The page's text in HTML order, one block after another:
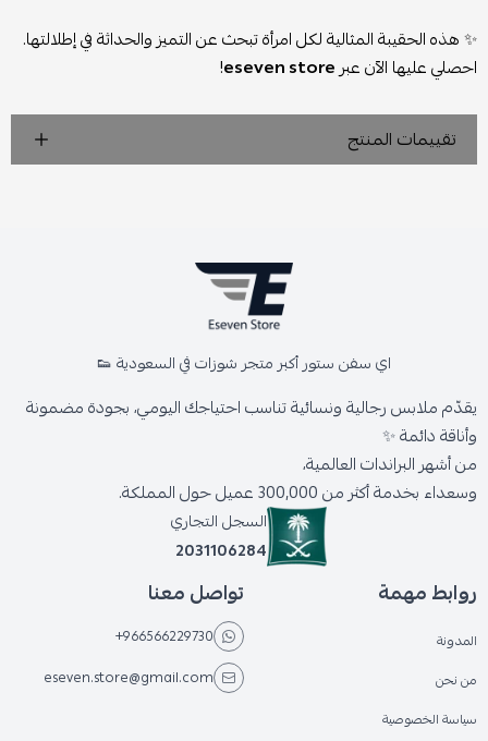
✨ هذه الحقيبة المثالية لكل امرأة تبحث عن التميز والحداثة في إطلالتها.
احصلي عليها الآن عبرeseven store
!
تقييمات المنتج
اي سفن ستور أكبر متجر شوزات في السعودية 👟
يقدّم ملابس رجالية ونسائية تناسب احتياجك اليومي، بجودة مضمونة
وأناقة دائمة ✨
من أشهر البراندات العالمية،
وسعداء بخدمة أكثر من 300,000 عميل حول المملكة.
السجل التجاري
2031106284
روابط مهمة
المدونة
من نحن
سياسة الخصوصية
تواصل معنا
+966566229730
eseven.store@gmail.com